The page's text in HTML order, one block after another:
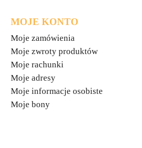
MOJE KONTO
Moje zamówienia
Moje zwroty produktów
Moje rachunki
Moje adresy
Moje informacje osobiste
Moje bony